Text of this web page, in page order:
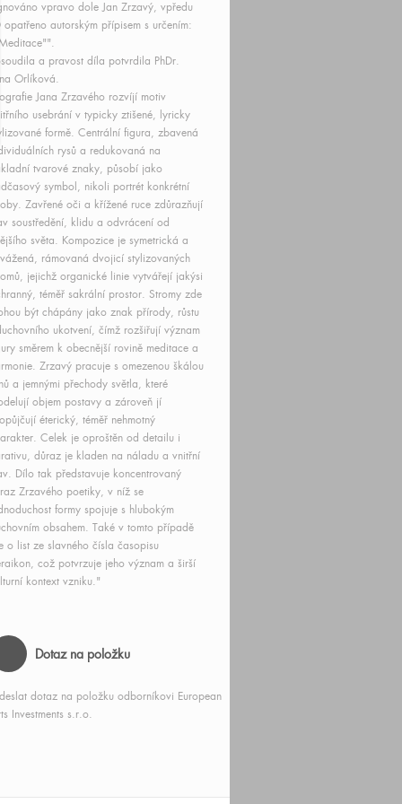
vpravo dole Jan Zrzavý, vpředu
opatřeno autorským přípisem s určením:
a pravost díla potvrdila PhDr.
Orlíková.
Jana Zrzavého rozvíjí motiv
usebrání v typicky ztišené, lyricky
formě. Centrální figura, zbavená
rysů a redukovaná na
tvarové znaky, působí jako
symbol, nikoli portrét konkrétní
Zavřené oči a křížené ruce zdůrazňují
soustředění, klidu a odvrácení od
světa. Kompozice je symetrická a
rámovaná dvojicí stylizovaných
jejichž organické linie vytvářejí jakýsi
téměř sakrální prostor. Stromy zde
být chápány jako znak přírody, růstu
ukotvení, čímž rozšiřují význam
směrem k obecnější rovině meditace a
Zrzavý pracuje s omezenou škálou
a jemnými přechody světla, které
objem postavy a zároveň jí
éterický, téměř nehmotný
Celek je oproštěn od detailu i
důraz je kladen na náladu a vnitřní
Dílo tak představuje koncentrovaný
Zrzavého poetiky, v níž se
formy spojuje s hlubokým
obsahem. Také v tomto případě
o list ze slavného čísla časopisu
což potvrzuje jeho význam a širší
kontext vzniku."
Dotaz na položku
dotaz na položku odborníkovi European
Investments s.r.o.